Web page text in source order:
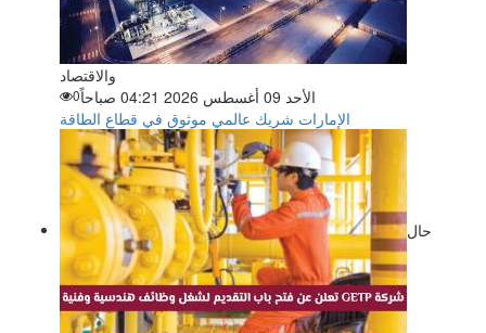
والاقتصاد
الأحد 09 أغسطس 2026 04:21 صباحاً
0
الإمارات شريك عالمي موثوق في قطاع الطاقة
حال